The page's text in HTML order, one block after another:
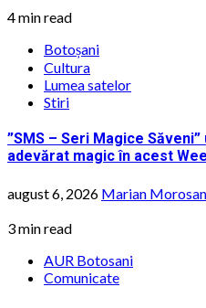
4 min read
Botoșani
Cultura
Lumea satelor
Stiri
”SMS – Seri Magice
adevărat magic în acest
august 6, 2026 Marian Morosan
3 min read
AUR Botosani
Comunicate